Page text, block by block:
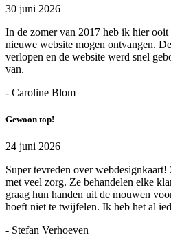
30 juni 2026
In de zomer van 2017 heb ik hier
nieuwe website mogen ontvangen.
verlopen en de website werd snel
van.
- Caroline Blom
Gewoon top!
24 juni 2026
Super tevreden over
met veel zorg. Ze behandelen elke
graag hun handen uit de mouwen
hoeft niet te twijfelen. Ik heb het al
- Stefan Verhoeven